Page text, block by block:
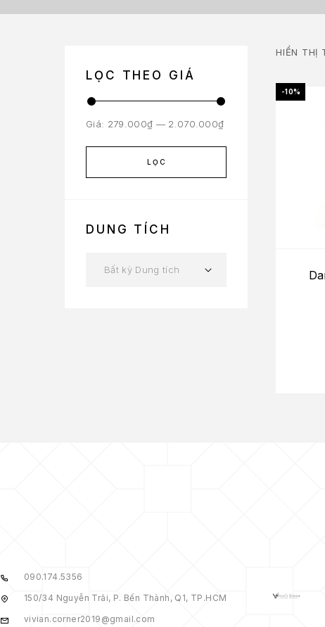
LỌC THEO GIÁ
LỌC
Giá: 279.000₫ — 2.070.000₫
DUNG TÍCH
Bất kỳ Dung tích
HIỂN THỊ
-10%
090.174.5356
150/34 Nguyễn Trãi, P. Bến Thành, Q1, TP.HCM
vivian.corner2019@gmail.com